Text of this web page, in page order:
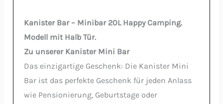
Kanister Bar – Minibar 20L Happy Camping.
Modell mit Halb Tür.
Zu unserer Kanister Mini Bar
Das einzigartige Geschenk: Die Kanister Mini
Bar ist das perfekte Geschenk für jeden Anlass
wie Pensionierung, Geburtstage oder